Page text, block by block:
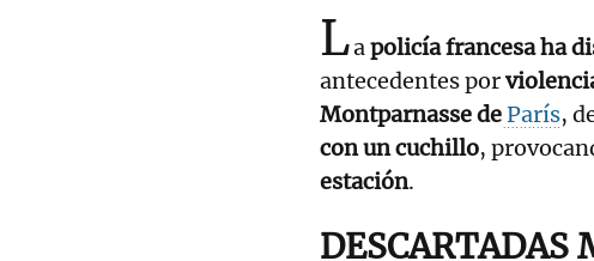
Lapolicía francesa ha
antecedentes por
Montparnasse deParís,
con un cuchillo,
estación.
DESCARTADAS